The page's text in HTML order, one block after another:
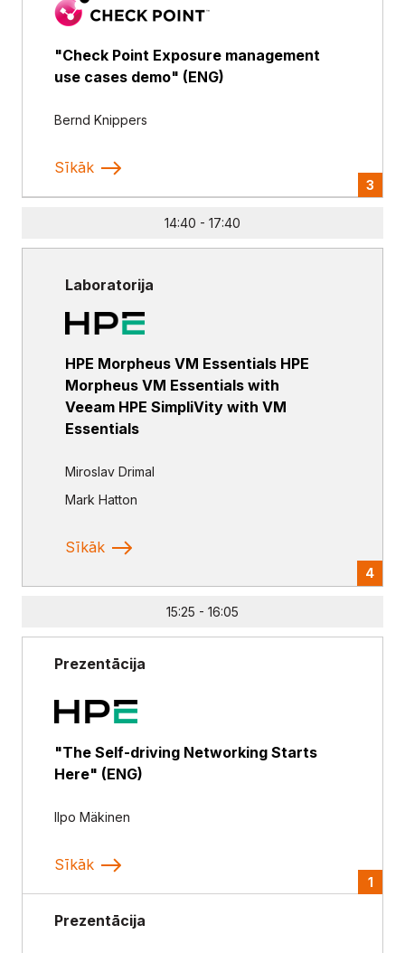
"Check Point Exposure management
use cases demo" (ENG)
Bernd Knippers
Sīkāk
3
14:40 - 17:40
Laboratorija
HPE Morpheus VM Essentials HPE
Morpheus VM Essentials with
Veeam HPE SimpliVity with VM
Essentials
Miroslav Drimal
Mark Hatton
Sīkāk
15:25 - 16:05
Prezentācija
"The Self-driving Networking Starts
Here" (ENG)
Ilpo Mäkinen
Sīkāk
1
Prezentācija